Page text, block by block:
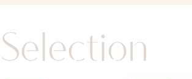
Selection